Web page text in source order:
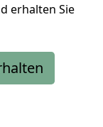
erhalten Sie